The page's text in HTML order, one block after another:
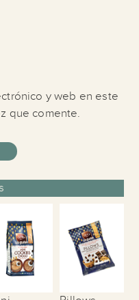
y web en este
que comente.